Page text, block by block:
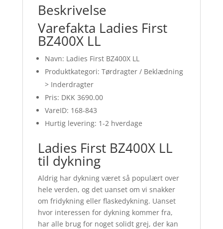
Beskrivelse
Varefakta Ladies First
BZ400X LL
Navn: Ladies First BZ400X LL
Produktkategori: Tørdragter / Beklædning
> Inderdragter
Pris: DKK 3690.00
VareID: 168-843
Hurtig levering: 1-2 hverdage
Ladies First BZ400X LL
til dykning
Aldrig har dykning været så populært over
hele verden, og det uanset om vi snakker
om fridykning eller flaskedykning. Uanset
hvor interessen for dykning kommer fra,
har alle brug for noget solidt grej, der kan